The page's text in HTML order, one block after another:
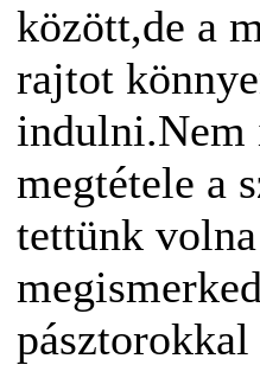
között,de a
rajtot
indulni.Nem
megtétele a
tettünk